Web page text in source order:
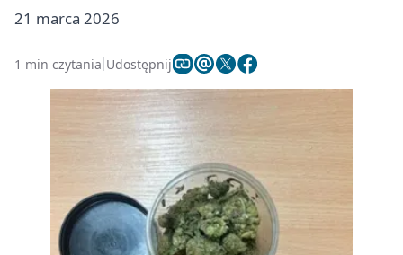
21 marca 2026
1 min czytania Udostępnij